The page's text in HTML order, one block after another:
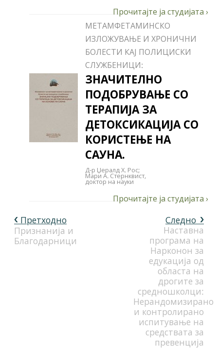
МЕТАМФЕТАМИНСКО
ИЗЛОЖУВАЊЕ И ХРОНИЧНИ
БОЛЕСТИ КАЈ ПОЛИЦИСКИ
СЛУЖБЕНИЦИ:
ЗНАЧИТЕЛНО
ПОДОБРУВАЊЕ СО
ТЕРАПИЈА ЗА
ДЕТОКСИКАЦИЈА СО
КОРИСТЕЊЕ НА
САУНА.
Д-р Џералд Х. Рос;
Мари А. Стернквист,
доктор на науки
Следно
Наставна
програма на
Нарконон за
едукација од
областа на
дрогите за
средношколци:
Нерандомизирано
и контролирано
испитување на
средствата за
превенција
Претходно
Признанија и
Благодарници